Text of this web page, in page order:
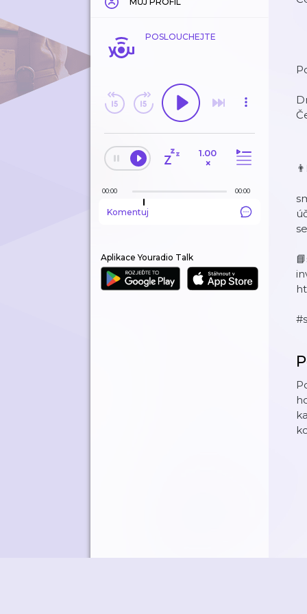
POSLOUCHEJTE
1.00
×
00:00 00:00
Komentuj
Aplikace Youradio Talk